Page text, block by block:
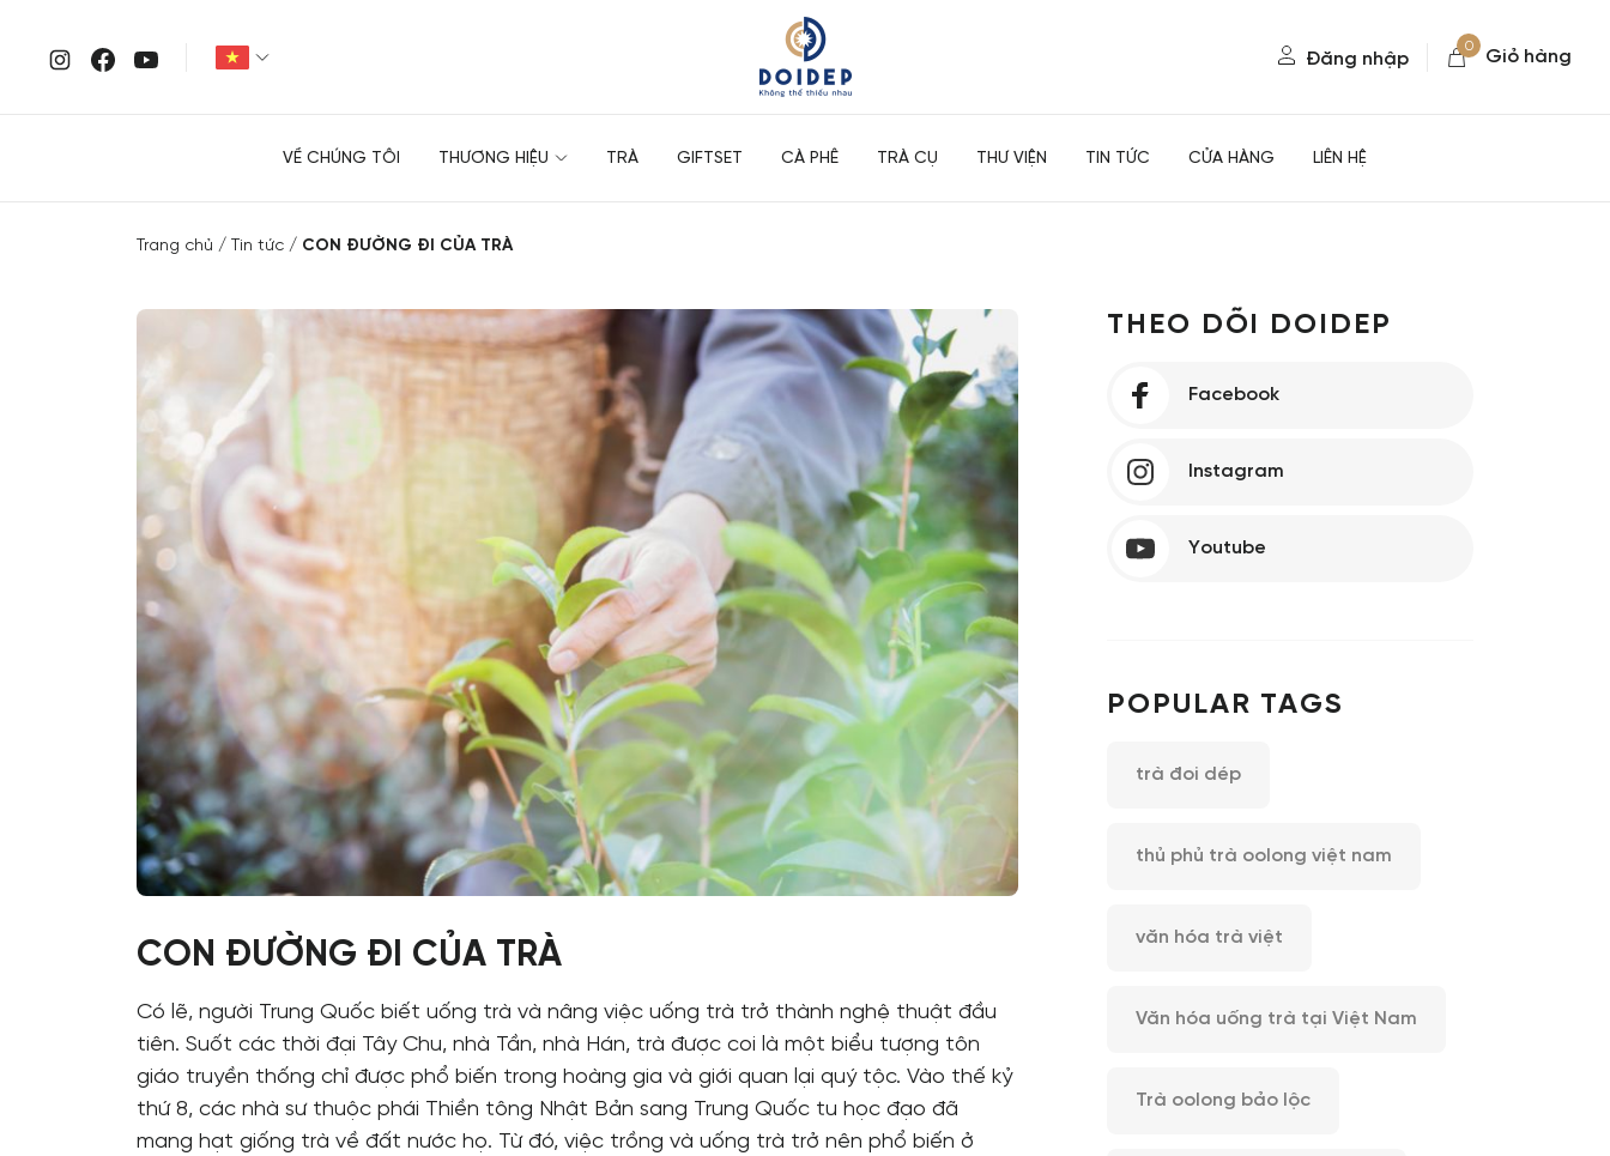
Đăng nhập Giỏ hàng
0
VỀ CHÚNG TÔI THƯƠNG HIỆU TRÀ GIFTSET CÀ PHÊ TRÀ CỤ THƯ VIỆN TIN TỨC CỬA HÀNG LIÊN HỆ
DOIDEP
DOIDEP ra đời với ý niệm được song hành, tô điểm
cho đời sống tinh thần của khách hàng bằng những
sản phẩm chất lượng và dịch vụ chu đáo được nuôi
dưỡng bởi đam mê và sự tận tâm của các thế hệ
con người Đôi Dép.
Trà Rồng Vàng
Trà Rồng Vàng ấp ủ hoài bão được chia sẻ với bạn
bè tứ phương cái thi vị cùng niềm đam mê và lòng tự
hào của việc thưởng thức tách Trà xanh thanh
thuần của đất mẹ Bảo Lộc.
Gunam
Trang chủ Tin tức CON ĐƯỜNG ĐI CỦA TRÀ
CON ĐƯỜNG ĐI CỦA TRÀ
Có lẽ, người Trung Quốc biết uống trà và nâng việc uống trà trở thành nghệ thuật đầu
tiên. Suốt các thời đại Tây Chu, nhà Tần, nhà Hán, trà được coi là một biểu tượng tôn
giáo truyền thống chỉ được phổ biến trong hoàng gia và giới quan lại quý tộc. Vào thế kỷ
thứ 8, các nhà sư thuộc phái Thiền tông Nhật Bản sang Trung Quốc tu học đạo đã
mang hạt giống trà về đất nước họ. Từ đó, việc trồng và uống trà trở nên phổ biến ở
THEO DÕI DOIDEP
Facebook
Instagram
Youtube
POPULAR TAGS
trà đoi dép
thủ phủ trà oolong việt nam
văn hóa trà việt
Văn hóa uống trà tại Việt Nam
Trà oolong bảo lộc